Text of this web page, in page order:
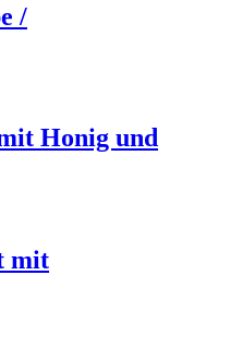
/
Honig und
mit